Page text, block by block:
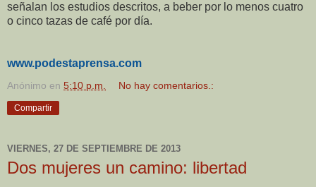
señalan los estudios descritos, a beber por lo menos cuatro
o cinco tazas de café por día.
www.podestaprensa.com
Anónimo en 5:10 p.m. No hay comentarios.:
Compartir
VIERNES, 27 DE SEPTIEMBRE DE 2013
Dos mujeres un camino: libertad